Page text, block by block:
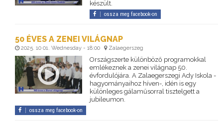
készült.
ossza meg facebook-on
50 ÉVES A ZENEI VILÁGNAP
2025. 10 01. Wednesday - 18:00 Zalaegerszeg
Országszerte különböző programokkal
emlékeznek a zenei világnap 50.
évfordulójára. A Zalaegerszegi Ady Iskola -
hagyományaihoz híven-, idén is egy
különleges gálaműsorral tisztelgett a
jubileumon.
ossza meg facebook-on